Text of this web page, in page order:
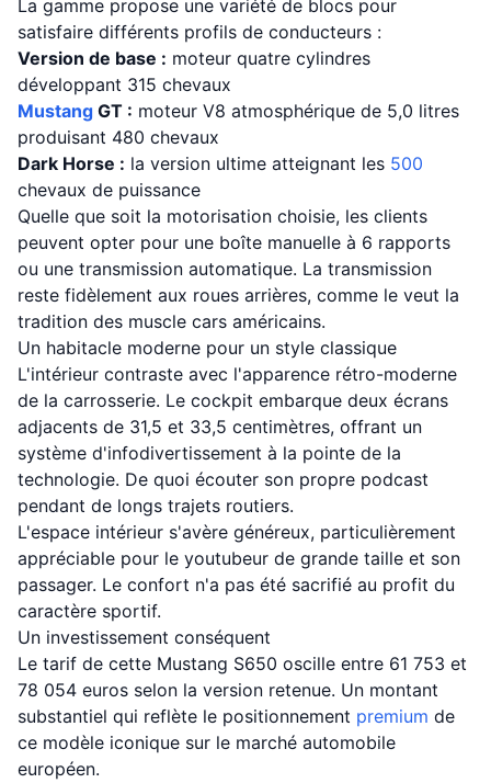
La gamme propose une variété de blocs pour
satisfaire différents profils de conducteurs :
Version de base : moteur quatre cylindres
développant 315 chevaux
Mustang GT : moteur V8 atmosphérique de 5,0 litres
produisant 480 chevaux
Dark Horse : la version ultime atteignant les 500
chevaux de puissance
Quelle que soit la motorisation choisie, les clients
peuvent opter pour une boîte manuelle à 6 rapports
ou une transmission automatique. La transmission
reste fidèlement aux roues arrières, comme le veut la
tradition des muscle cars américains.
Un habitacle moderne pour un style classique
L'intérieur contraste avec l'apparence rétro-moderne
de la carrosserie. Le cockpit embarque deux écrans
adjacents de 31,5 et 33,5 centimètres, offrant un
système d'infodivertissement à la pointe de la
technologie. De quoi écouter son propre podcast
pendant de longs trajets routiers.
L'espace intérieur s'avère généreux, particulièrement
appréciable pour le youtubeur de grande taille et son
passager. Le confort n'a pas été sacrifié au profit du
caractère sportif.
Un investissement conséquent
Le tarif de cette Mustang S650 oscille entre 61 753 et
78 054 euros selon la version retenue. Un montant
substantiel qui reflète le positionnement premium de
ce modèle iconique sur le marché automobile
européen.